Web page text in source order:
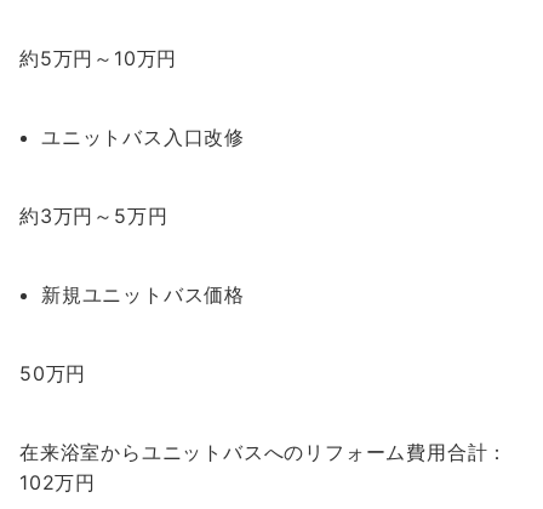
約5万円～10万円
ユニットバス入口改修
約3万円～5万円
新規ユニットバス価格
50万円
在来浴室からユニットバスへのリフォーム費用合計：
102万円